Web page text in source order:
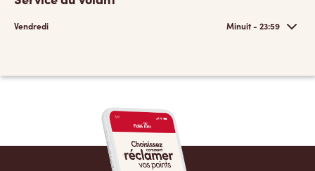
Vendredi Minuit - 23:59